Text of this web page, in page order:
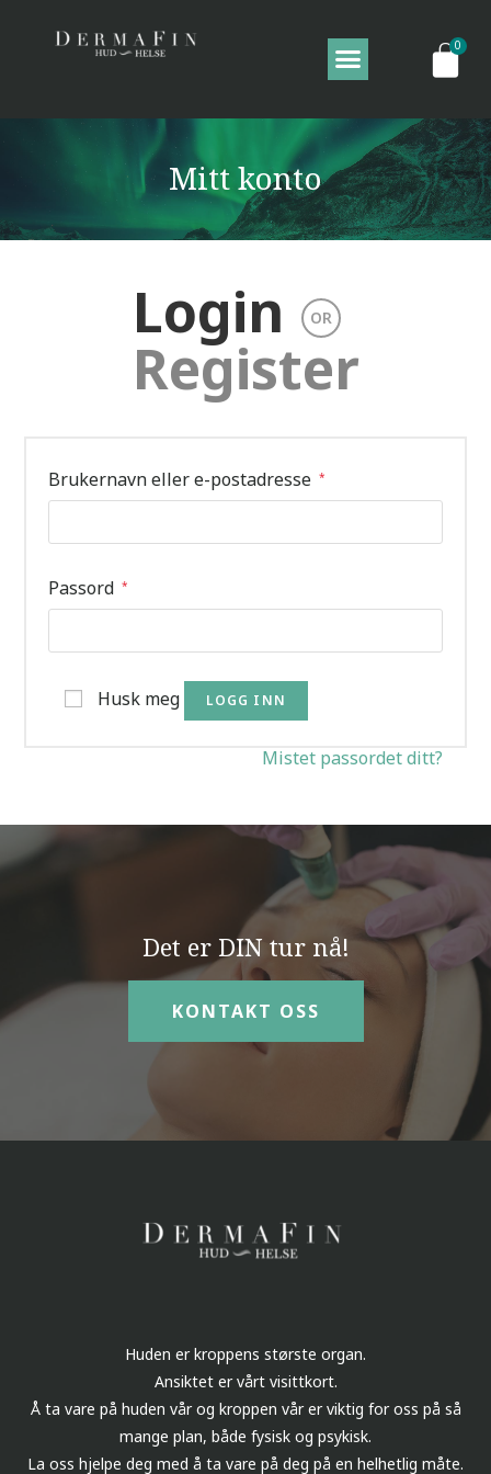
Mitt konto
Login OR
Register
Brukernavn eller e-postadresse *
Passord *
Husk meg LOGG INN
Mistet passordet ditt?
Det er DIN tur nå!
KONTAKT OSS
Huden er kroppens største organ.
Ansiktet er vårt visittkort.
Å ta vare på huden vår og kroppen vår er viktig for oss på så
mange plan, både fysisk og psykisk.
La oss hjelpe deg med å ta vare på deg på en helhetlig måte.